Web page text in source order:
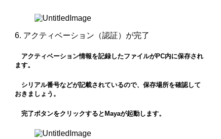
6. アクティベーション（認証）が完了
アクティベーション情報を記録したファイルがPC内に保存され
ます。
シリアル番号などが記載されているので、保存場所を確認して
おきましょう。
完了ボタンをクリックするとMayaが起動します。